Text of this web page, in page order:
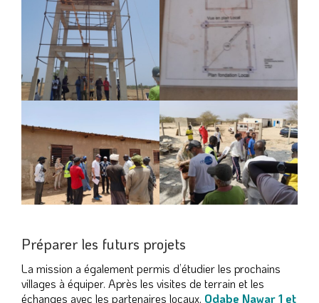
Préparer les futurs projets
La mission a également permis d’étudier les prochains
villages à équiper. Après les visites de terrain et les
échanges avec les partenaires locaux, Odabe Nawar 1 et